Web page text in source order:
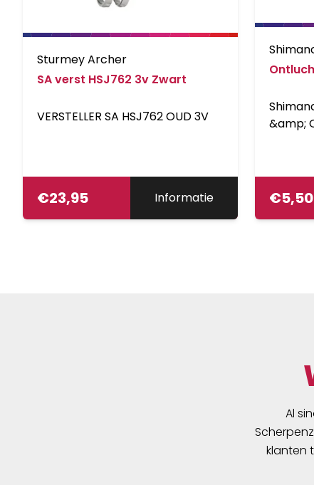
Sturmey Archer
SA verst HSJ762 3v Zwart
VERSTELLER SA HSJ762 OUD 3V
€23,95 Informatie
&amp;
€5,50
Al
klanten